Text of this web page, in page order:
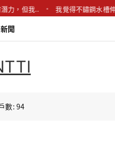
但我.. 我覺得不鏽鋼水槽伸縮碗
聞
數: 94